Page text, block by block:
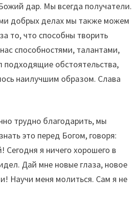
дар. Мы всегда получатели.
добрых делах мы также можем
то, что способны творить
способностями, талантами,
подходящие обстоятельства,
наилучшим образом. Слава
трудно благодарить, мы
это перед Богом, говоря:
Сегодня я ничего хорошего в
Дай мне новые глаза, новое
Научи меня молиться. Сам я не